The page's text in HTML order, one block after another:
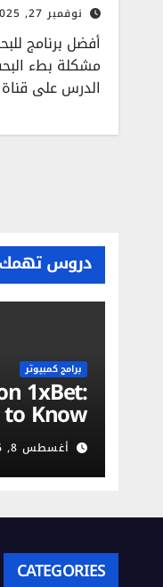
نوفمبر 27, 2025
أفضل برنامج
الدرس على
دروس تهمك
برامج كمبيوتر
1xBet:
Know
أغسطس 8, 2026
CATEGORIES